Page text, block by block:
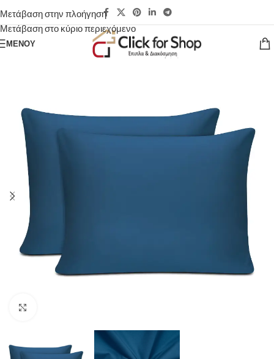
Μετάβαση στην πλοήγηση
Μετάβαση στο κύριο περιεχόμενο
ΜΕΝΟΎ